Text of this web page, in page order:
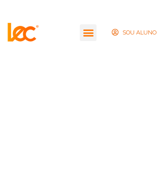
SOU ALUNO